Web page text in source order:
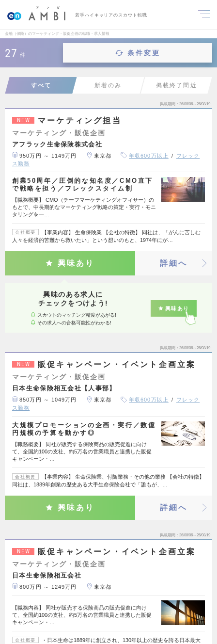
若手ハイキャリアのスカウト転職
金融（保険）のマーケティング・販促企画の転職・求人情報
27 件 条件変更
すべて 新着のみ 掲載終了間近
掲載期間 26/08/06～26/08/19
NEW マーケティング担当
マーケティング・販促企画
アフラック生命保険株式会社
950万円 ～ 1149万円 東京都 年収600万以上
フレック
ス勤務
創業50周年／圧倒的な知名度／CMO直下
で戦略を担う／フレックスタイム制
【職務概要】 CMO（チーフマーケティングオフィサー）の
もとで、中長期的なマーケティング戦略の策定・実行・モニ
タリングを一…
会社概要
【事業内容】 生命保険業 【会社の特徴】 同社は、「がんに苦しむ
人々を経済的苦難から救いたい」という想いのもと、1974年にが…
興味あり 詳細へ
興味のある求人に
チェックをつけよう!
スカウトのマッチング精度があがる!
その求人への合格可能性がわかる!
興味あり
掲載期間 26/08/06～26/08/19
NEW 販促キャンペーン・イベント企画立案
マーケティング・販促企画
日本生命保険相互会社【人事部】
850万円 ～ 1049万円 東京都 年収600万以上
フレック
ス勤務
大規模プロモーションの企画・実行／数億
円規模の予算を動かす◎
【職務概要】 同社が販売する保険商品の販売促進に向け
て、全国約100の支社、約5万名の営業職員と連携した販促
キャンペーン・…
会社概要
【事業内容】 生命保険業、付随業務・その他の業務 【会社の特徴】
同社は、1889年創業の歴史ある大手生命保険会社で「誰もが、…
興味あり 詳細へ
掲載期間 26/08/06～26/08/19
NEW 販促キャンペーン・イベント企画立案
マーケティング・販促企画
日本生命保険相互会社
800万円 ～ 1249万円 東京都
【職務内容】 同社が販売する保険商品の販売促進に向け
て、全国約100の支社、約5万名の営業職員と連携した販促
キャンペーン・…
会社概要
・日本生命は1889年に創立され、130年以上の歴史を誇る日本最大